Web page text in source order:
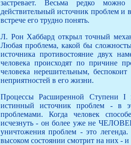
застревает. Весьма редко можно
действительный источник проблем и
встрече его трудно понять.
Л. Рон Хаббард открыл точный
Любая проблема, какой бы
источника противостояние двух
человека происходят по причине
человека нерешительным,
неприятностей в его жизни.
Процессы Расширенной Ступени I
истинный источник проблем - в
проблемами. Когда человек
исчезнуть - он более уже не
уничтожения проблем - это
высоком состоянии смотрит на них - и